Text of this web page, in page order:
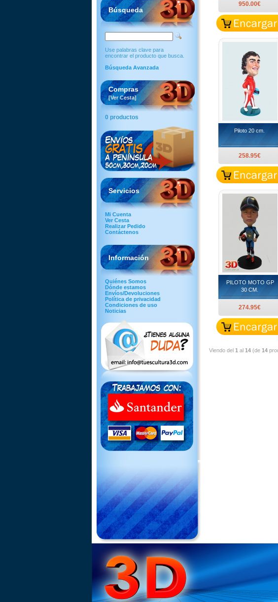
Búsqueda
Use palabras clave para
encontrar el producto que busca.
Búsqueda Avanzada
Compras
[Ver Cesta]
0 productos
Servicios
Mi Cuenta
Ver Cesta
Realizar Pedido
Contáctenos
Información
Quiénes Somos
Dónde estamos
Envíos/Devoluciones
Política de privacidad
Condiciones de uso
Noticias
950.00€
Piloto 20 cm.
258.95€
PILOTO MOTO GP
30 CM.
274.95€
Viendo del 1 al 14(de 14